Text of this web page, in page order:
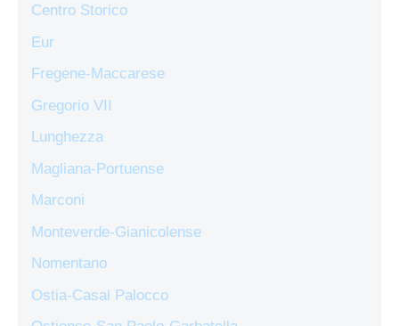
Centro Storico
Eur
Fregene-Maccarese
Gregorio VII
Lunghezza
Magliana-Portuense
Marconi
Monteverde-Gianicolense
Nomentano
Ostia-Casal Palocco